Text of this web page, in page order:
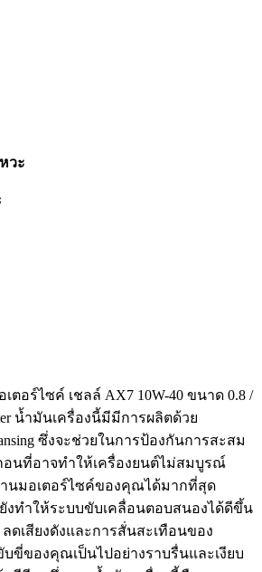
วะ
ไซค์ เชลล์ AX7 10W-40 ขนาด 0.8 /
น้ำมันเครื่องนี้มีมีการผลิตด้วย
ซึ่งจะช่วยในการป้องกันการสะสม
นที่อาจทำให้เครื่องยนต์ไม่สมบูรณ์
นมอเตอร์ไซค์ของคุณได้มากที่สุด
ทำให้ระบบขับเคลื่อนตอบสนองได้ดีขึ้น
ดเสียงดังและการสั่นสะเทือนของ
ขี่ของคุณเป็นไปอย่างราบรื่นและเงียบ